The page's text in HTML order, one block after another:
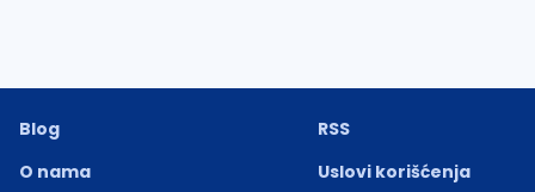
Blog
O nama
RSS
Uslovi korišćenja